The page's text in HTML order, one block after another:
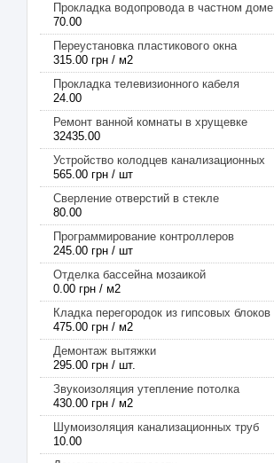
Прокладка водопровода в частном доме
70.00
Переустановка пластикового окна
315.00 грн / м2
Прокладка телевизионного кабеля
24.00
Ремонт ванной комнаты в хрущевке
32435.00
Устройство колодцев канализационных
565.00 грн / шт
Сверление отверстий в стекле
80.00
Программирование контроллеров
245.00 грн / шт
Отделка бассейна мозаикой
0.00 грн / м2
Кладка перегородок из гипсовых блоков
475.00 грн / м2
Демонтаж вытяжки
295.00 грн / шт.
Звукоизоляция утепление потолка
430.00 грн / м2
Шумоизоляция канализационных труб
10.00